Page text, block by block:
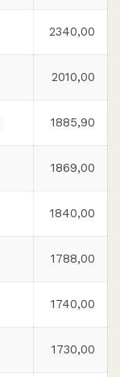
2340,00
2010,00
1885,90
1869,00
1840,00
1788,00
1740,00
1730,00